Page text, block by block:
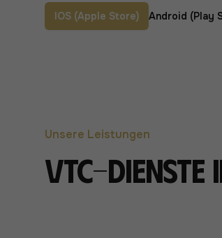
IOS (Apple Store) Android (Play
Unsere Leistungen
VTC-